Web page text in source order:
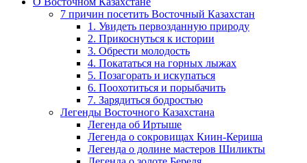
7 причин посетить Восточный Казахстан
1. Увидеть первозданную природу
2. Прикоснуться к истории
3. Обрести молодость
4. Покататься на горных лыжах
5. Позагорать и искупаться
6. Поохотиться и порыбачить
7. Зарядиться бодростью
Легенды Восточного Казахстана
Легенда об Иртыше
Легенда о сокровищах Киин-Кериша
Легенда о долине мастеров Шиликты